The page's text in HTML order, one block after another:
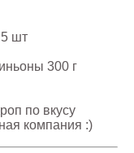
шт
300 г
по вкусу
компания :)